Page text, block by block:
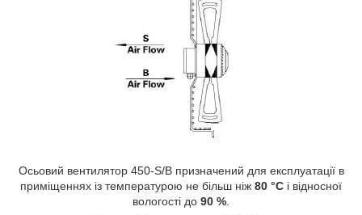
Осьовий вентилятор 450-S/B призначений для експлуатації в
приміщеннях із температурою не більш ніж 80 °C і відносної
вологості до 90 %